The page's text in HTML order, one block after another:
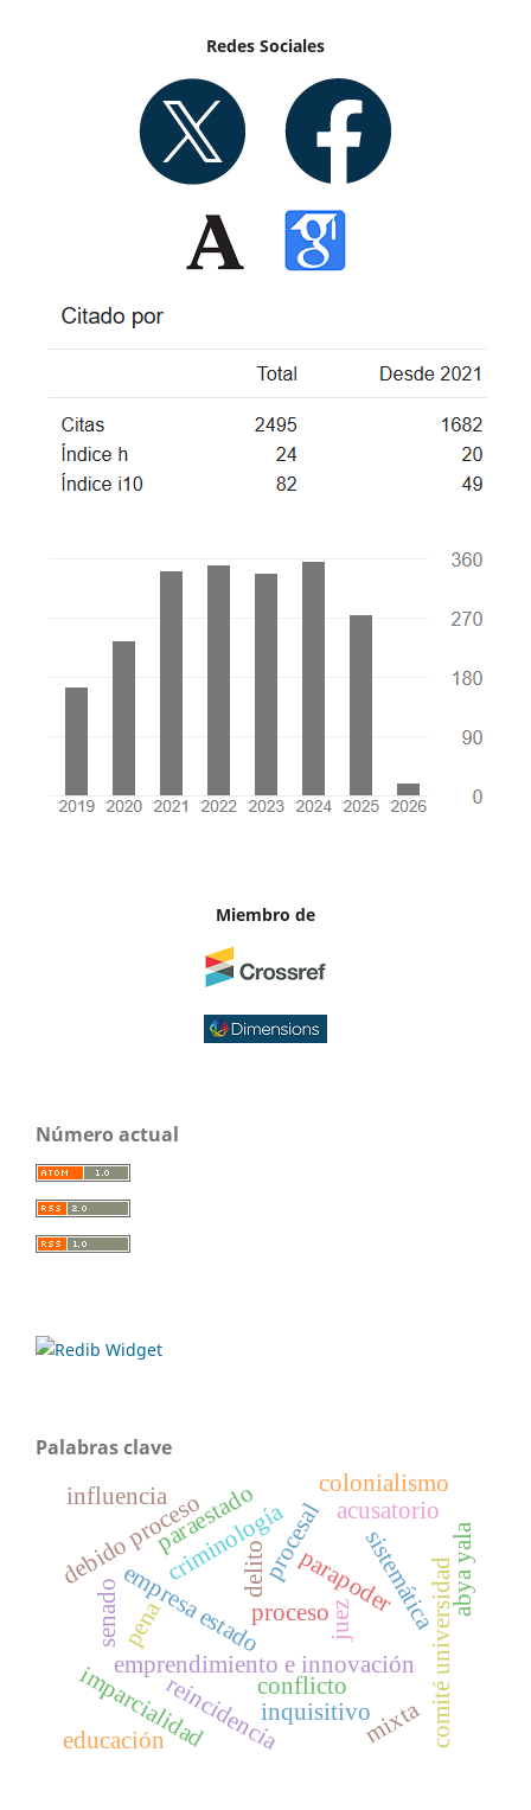
Redes Sociales
Miembro de
Número actual
Palabras clave
emprendimiento e innovación comité universidad
empresa estadoproceso
debido proceso
imparcialidad
juez
reincidencia
delito
pena
criminología
conflicto
parapoder
paraestado
sistemática
inquisitivo
procesal
mixta
acusatorio
abya yala
senado
educación
colonialismo
influencia